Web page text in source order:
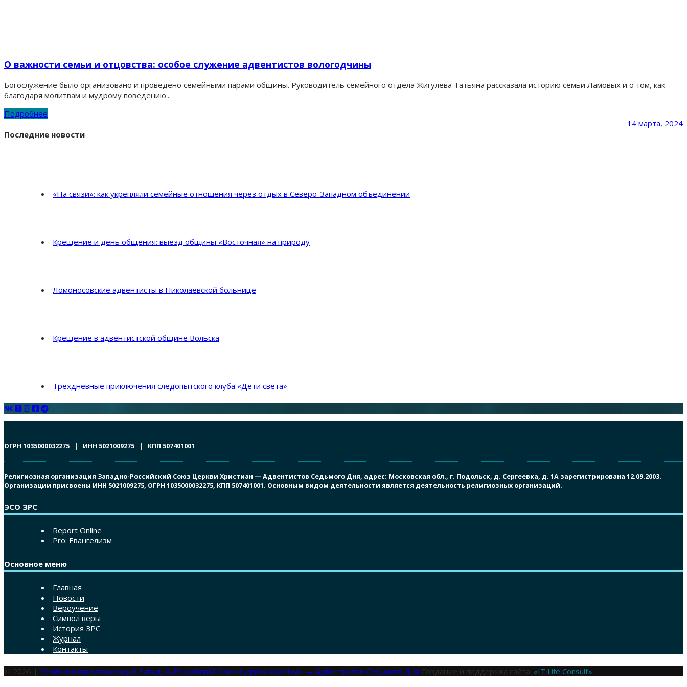
О важности семьи и отцовства: особое служение адвентистов вологодчины
Богослужение было организовано и проведено семейными парами общины. Руководитель семейного отдела Жигулева Татьяна рассказала историю семьи Ламовых и о том, как
благодаря молитвам и мудрому поведению...
Подробнее
14 марта, 2024
Последние новости
«На связи»: как укрепляли семейные отношения через отдых в Северо-Западном объединении
Крещение и день общения: выезд общины «Восточная» на природу
Ломоносовские адвентисты в Николаевской больнице
Крещение в адвентистской общине Вольска
Трехдневные приключения следопытского клуба «Дети света»
ОГРН 1035000032275 | ИНН 5021009275 | КПП 507401001
Религиозная организация Западно-Российский Союз Церкви Христиан — Адвентистов Седьмого Дня, адрес: Московская обл., г. Подольск, д. Сергеевка, д. 1А зарегистрирована 12.09.2003.
Организации присвоены ИНН 5021009275, ОГРН 1035000032275, КПП 507401001. Основным видом деятельности является деятельность религиозных организаций.
ЭСО ЗРС
Report Online
Pro: Евангелизм
Основное меню
Главная
Новости
Вероучение
Символ веры
История ЗРС
Журнал
Контакты
© 2026 | Религиозная организация Западно-Российский Союз Церкви Христиан — Адвентистов Седьмого Дня Создание и поддержка сайта: «IT Life Consult»